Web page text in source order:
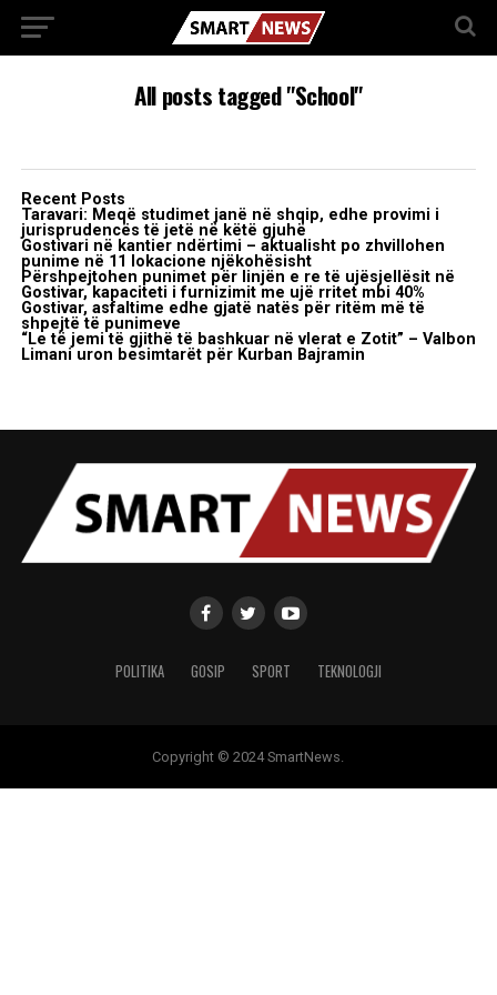
All posts tagged "School"
Recent Posts
Taravari: Meqë studimet janë në shqip, edhe provimi i
jurisprudencës të jetë në këtë gjuhë
Gostivari në kantier ndërtimi – aktualisht po zhvillohen
punime në 11 lokacione njëkohësisht
Përshpejtohen punimet për linjën e re të ujësjellësit në
Gostivar, kapaciteti i furnizimit me ujë rritet mbi 40%
Gostivar, asfaltime edhe gjatë natës për ritëm më të
shpejtë të punimeve
“Le të jemi të gjithë të bashkuar në vlerat e Zotit” – Valbon
Limani uron besimtarët për Kurban Bajramin
POLITIKA GOSIP SPORT TEKNOLOGJI
Copyright © 2024 SmartNews.